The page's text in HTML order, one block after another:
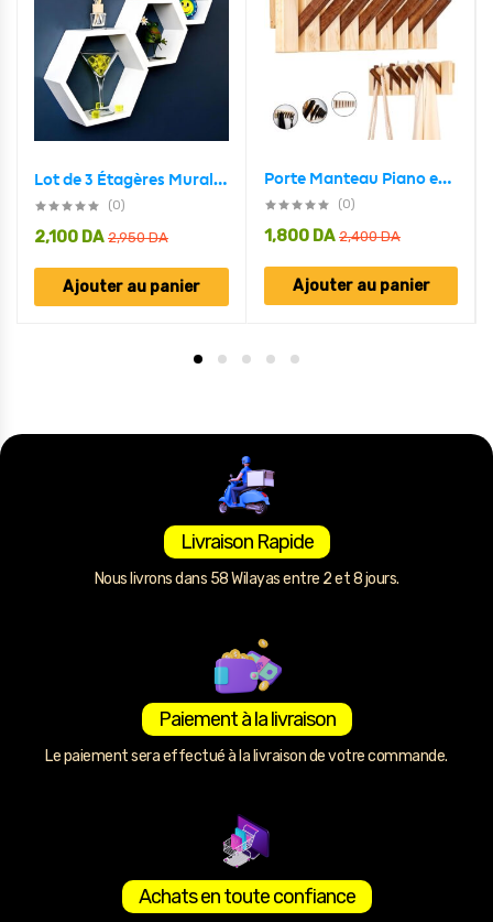
Lot de 3 Étagères Murales Décorative – Bois – Hexagonale
(0)
2,950DA
2,100 DA
Ajouter au panier
Porte Manteau Piano en Bois 7 crochet Design Moderne nature-marron
(0)
2,400DA
1,800 DA
Ajouter au panier
Livraison Rapide
Nous livrons dans 58 Wilayas entre 2 et 8 jours.
Paiement à la livraison
Le paiement sera effectué à la livraison de votre commande.
Achats en toute confiance